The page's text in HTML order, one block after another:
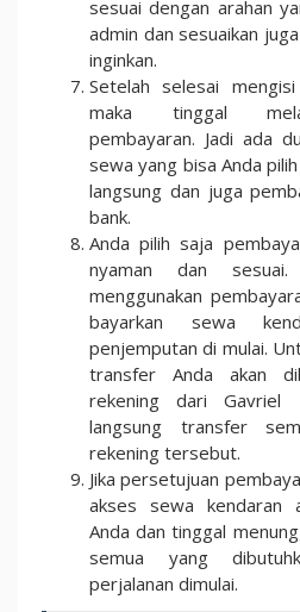
sesuai dengan arahan
admin dan sesuaikan
inginkan.
Setelah selesai
maka tinggal
pembayaran. Jadi ada
sewa yang bisa Anda
langsung dan juga
bank.
Anda pilih saja
nyaman dan
menggunakan
bayarkan sewa
penjemputan di mulai.
transfer Anda akan
rekening dari
langsung transfer
rekening tersebut.
Jika persetujuan
akses sewa kendaran
Anda dan tinggal
semua yang
perjalanan dimulai.